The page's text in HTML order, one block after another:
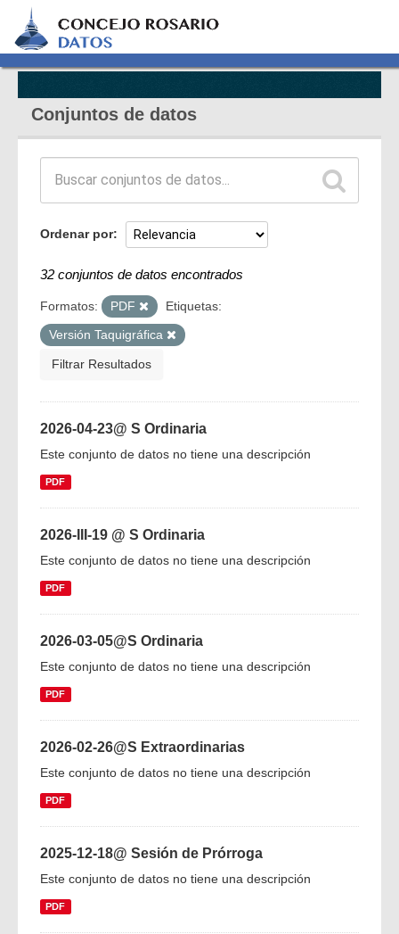
Conjuntos de datos
Ordenar por
32 conjuntos de datos encontrados
Formatos: PDF
Etiquetas:
Versión Taquigráfica
Filtrar Resultados
2026-04-23@ S Ordinaria
Este conjunto de datos no tiene una descripción
PDF
2026-III-19 @ S Ordinaria
Este conjunto de datos no tiene una descripción
PDF
2026-03-05@S Ordinaria
Este conjunto de datos no tiene una descripción
PDF
2026-02-26@S Extraordinarias
Este conjunto de datos no tiene una descripción
PDF
2025-12-18@ Sesión de Prórroga
Este conjunto de datos no tiene una descripción
PDF